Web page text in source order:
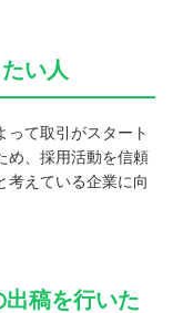
い人
って取引がスタート
め、採用活動を信頼
考えている企業に向
稿を行いた